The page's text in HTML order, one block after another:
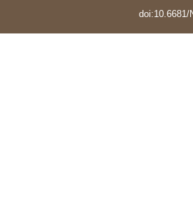
doi:10.6681/